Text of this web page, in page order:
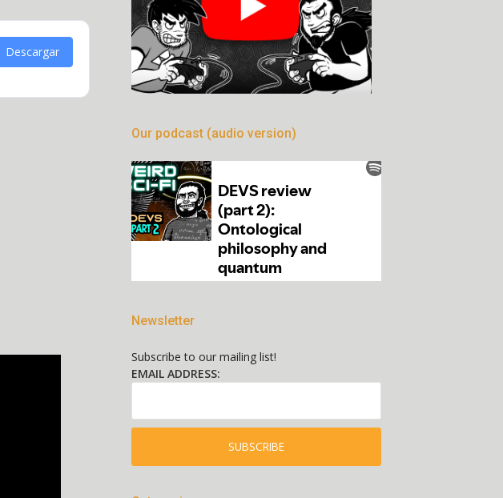
Descargar
Our podcast (audio version)
Newsletter
Subscribe to our mailing list!
EMAIL ADDRESS: